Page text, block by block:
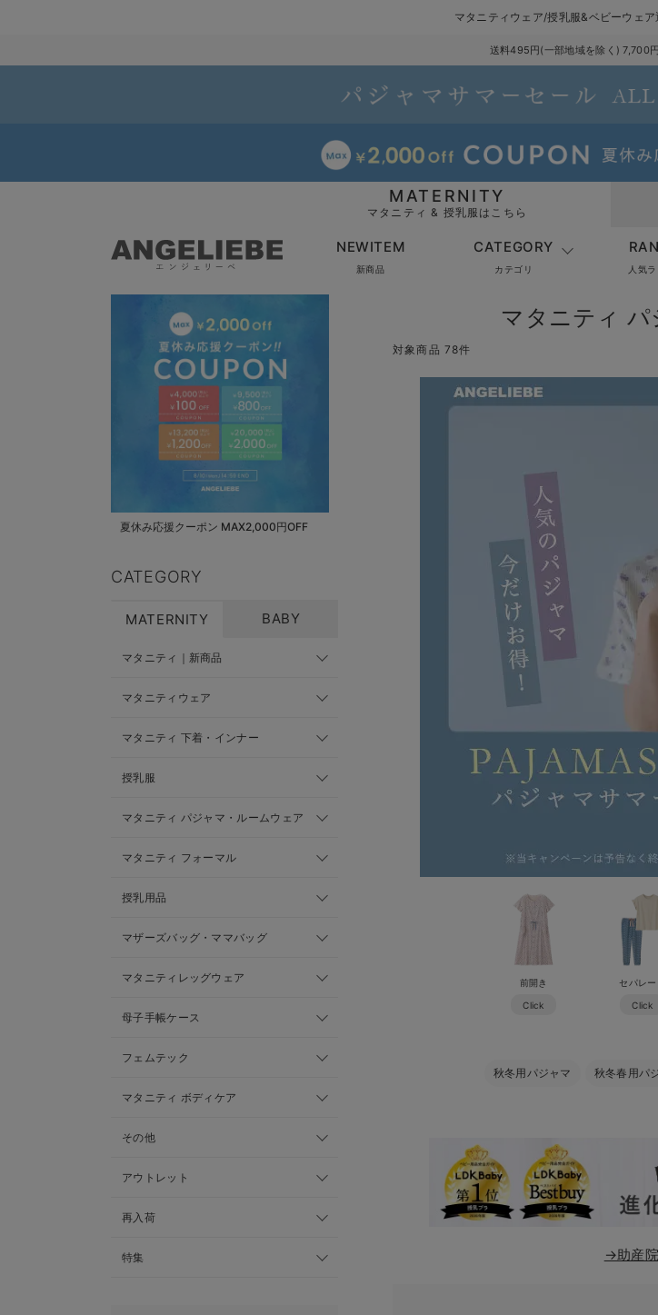
マタニティウェア/授乳服&ベビーウェ
送料495円(一部地域を除く) 7,700
MATERNITY
マタニティ & 授乳服はこちら
NEWITEM
新商品
CATEGORY
カテゴリ 人気
夏休み応援クーポン MAX2,000円OFF
CATEGORY
MATERNITY BABY
マタニティ｜新商品
マタニティウェア
マタニティ 下着・インナー
授乳服
マタニティ パジャマ・ルームウェア
マタニティ フォーマル
授乳用品
マザーズバッグ・ママバッグ
マタニティレッグウェア
母子手帳ケース
フェムテック
マタニティ ボディケア
その他
アウトレット
再入荷
特集
マタニティ
対象商品 78件
前開き
Click
セパレー
Click
秋冬用パジャマ 秋冬春用パ
→助産